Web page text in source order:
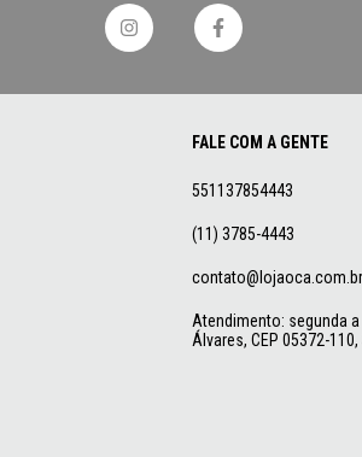
FALE COM A GENTE
551137854443
(11) 3785-4443
contato@lojaoca.com.br
Atendimento: segunda
Álvares, CEP 05372-